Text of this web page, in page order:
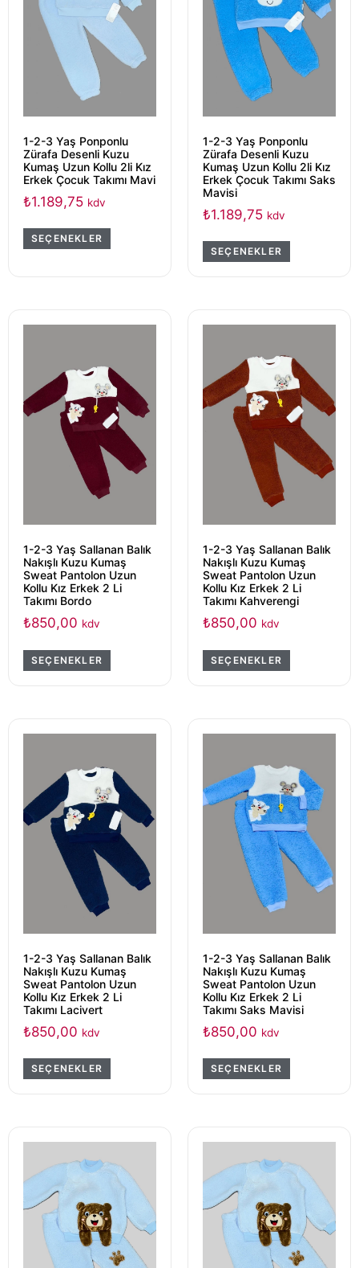
1-2-3 Yaş Ponponlu
Zürafa Desenli Kuzu
Kumaş Uzun Kollu 2li Kız
Erkek Çocuk Takımı Mavi
₺1.189,75 kdv
SEÇENEKLER
1-2-3 Yaş Ponponlu
Zürafa Desenli Kuzu
Kumaş Uzun Kollu 2li Kız
Erkek Çocuk Takımı Saks
Mavisi
₺1.189,75 kdv
SEÇENEKLER
1-2-3 Yaş Sallanan Balık
Nakışlı Kuzu Kumaş
Sweat Pantolon Uzun
Kollu Kız Erkek 2 Li
Takımı Bordo
₺850,00 kdv
SEÇENEKLER
1-2-3 Yaş Sallanan Balık
Nakışlı Kuzu Kumaş
Sweat Pantolon Uzun
Kollu Kız Erkek 2 Li
Takımı Kahverengi
₺850,00 kdv
SEÇENEKLER
1-2-3 Yaş Sallanan Balık
Nakışlı Kuzu Kumaş
Sweat Pantolon Uzun
Kollu Kız Erkek 2 Li
Takımı Lacivert
₺850,00 kdv
SEÇENEKLER
1-2-3 Yaş Sallanan Balık
Nakışlı Kuzu Kumaş
Sweat Pantolon Uzun
Kollu Kız Erkek 2 Li
Takımı Saks Mavisi
₺850,00 kdv
SEÇENEKLER